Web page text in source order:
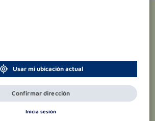
Usar mi ubicación actual
Confirmar dirección
Inicia sesión